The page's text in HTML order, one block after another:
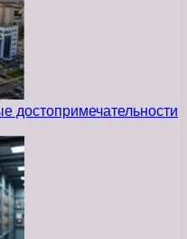
достопримечательности